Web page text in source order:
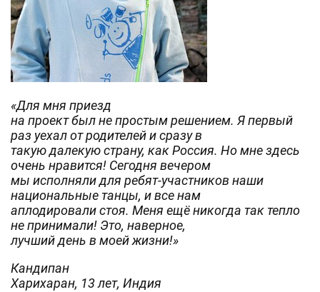
«Для мня приезд
на проект был не простым решением. Я первый
раз уехал от родителей и сразу в
такую далекую страну, как Россия. Но мне здесь
очень нравится! Сегодня вечером
мы исполняли для ребят-участников наши
национальные танцы, и все нам
аплодировали стоя. Меня ещё никогда так тепло
не принимали! Это, наверное,
лучший день в моей жизни!»
Кандипан
Харихаран, 13 лет, Индия